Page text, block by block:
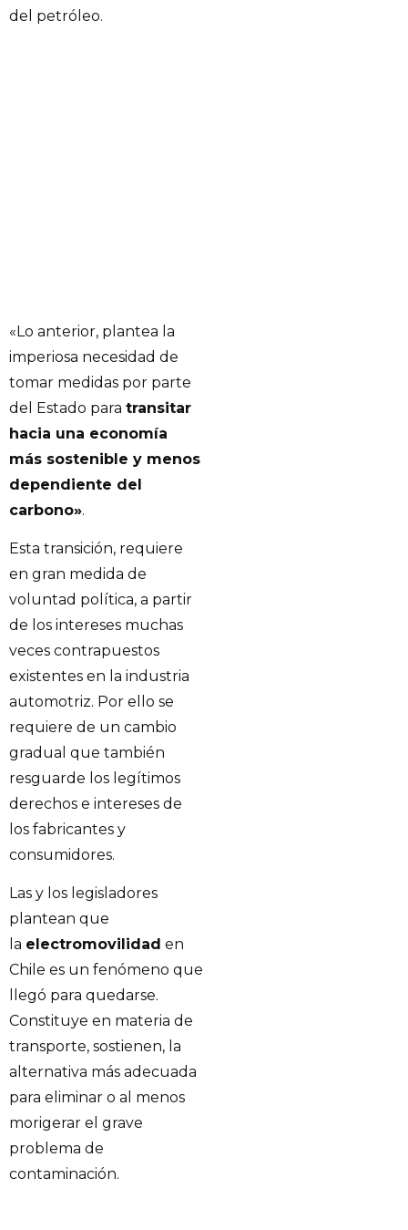
del petróleo.
«Lo anterior, plantea la
imperiosa necesidad de
tomar medidas por parte
del Estado para transitar
hacia una economía
más sostenible y menos
dependiente del
carbono».
Esta transición, requiere
en gran medida de
voluntad política, a partir
de los intereses muchas
veces contrapuestos
existentes en la industria
automotriz. Por ello se
requiere de un cambio
gradual que también
resguarde los legítimos
derechos e intereses de
los fabricantes y
consumidores.
Las y los legisladores
plantean que
la electromovilidad en
Chile es un fenómeno que
llegó para quedarse.
Constituye en materia de
transporte, sostienen, la
alternativa más adecuada
para eliminar o al menos
morigerar el grave
problema de
contaminación.